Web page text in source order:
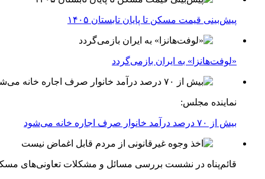
پیش‌بینی قیمت مسکن تا پایان تابستان ۱۴۰۵
«لوفت‌هانزا» به ایران بازمی‌گردد
نماینده مجلس:
بیش از ۷۰ درصد درآمد خانوار صرف اجاره خانه می‌شود
قائم‌پناه در نشست بررسی مسائل و مشکلات تعاونی‌های